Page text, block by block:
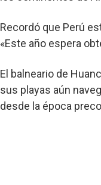
Recordó que Perú
«Este año espera
El balneario de
sus playas aún
desde la época